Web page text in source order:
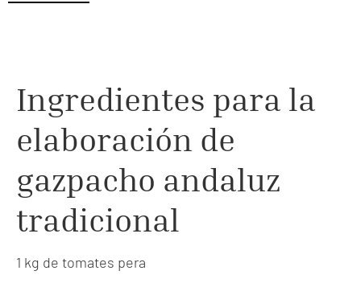
Ingredientes para la
elaboración de
gazpacho andaluz
tradicional
1 kg de tomates pera